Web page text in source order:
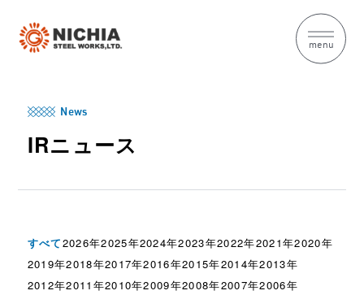
menu
News
IRニュース
すべて2026年2025年2024年2023年2022年2021年2020年
2019年2018年2017年2016年2015年2014年2013年
2012年2011年2010年2009年2008年2007年2006年